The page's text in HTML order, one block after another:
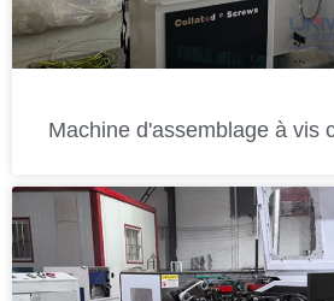
Machine d'assemblage à vis